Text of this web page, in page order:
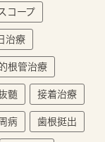
コープ
治療
根管治療
髄 接着治療
病 歯根挺出